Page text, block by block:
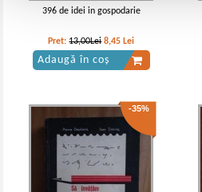
396 de idei in gospodarie
Pret:13,00Lei 8,45 Lei
Adaugă în coș
-35%